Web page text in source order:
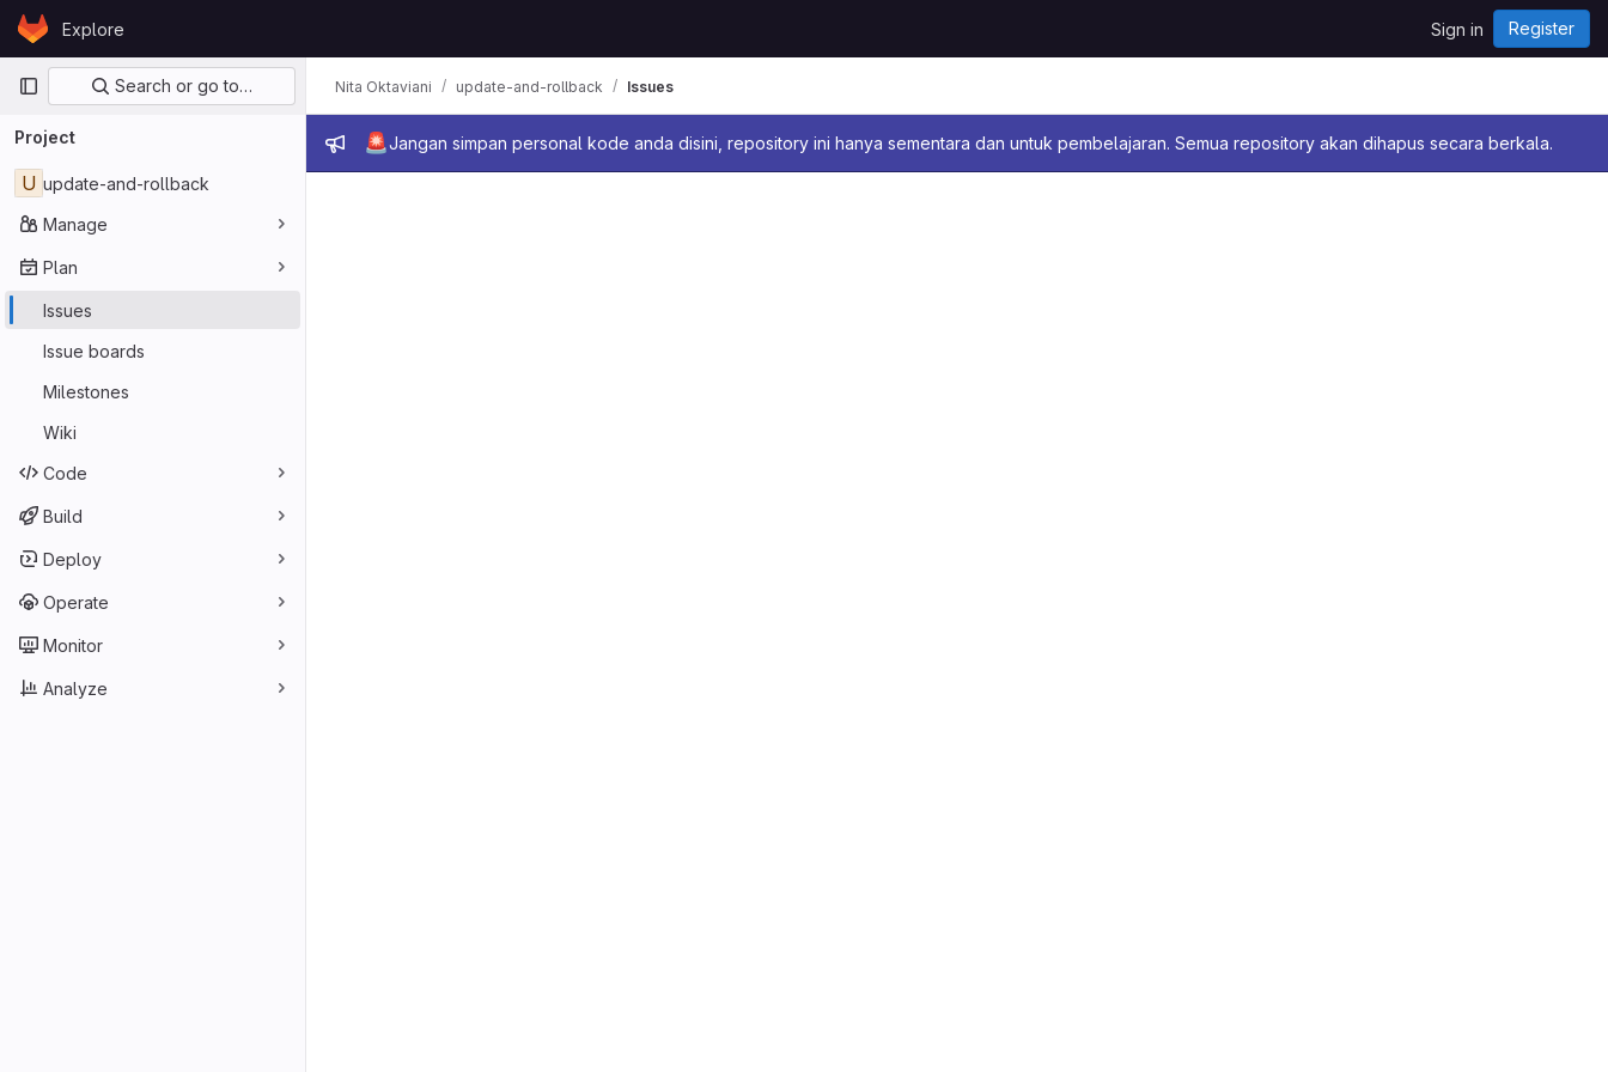
Skip to content
GitLabExplore Sign in Register
Primary navigation
Search or go to…
Project
U update-and-rollback
Manage
Plan
Issues
Issue boards
Milestones
Wiki
Code
Build
Deploy
Operate
Monitor
Analyze
Admin message
🚨Jangan simpan personal kode anda disini, repository ini hanya sementara dan untuk pembelajaran. Semua repository akan dihapus secara berkala.
Nita Oktaviani update-and-rollback Issues